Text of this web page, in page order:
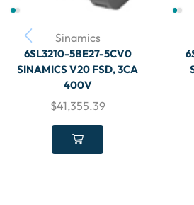
Sinamics
6SL3210-5BE27-5CV0
SINAMICS V20 FSD, 3CA
400V
$41,355.39